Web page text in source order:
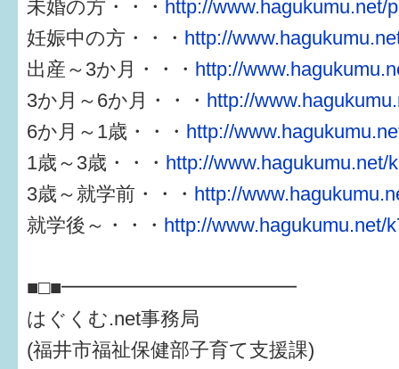
未婚の方・・・ http://www.hagukumu.net/
妊娠中の方・・・ http://
出産～3か月・・・ http://
3か月～6か月・・・ http://
6か月～1歳・・・ http://
1歳～3歳・・・ http://www.hagukumu.net/
3歳～就学前・・・ http://
就学後～・・・ http://www.hagukumu.net/
■□■━━━━━━━━━━━━
はぐくむ.net事務局
(福井市福祉保健部子育て支援課)